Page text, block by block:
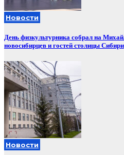
Новости
День физкультурника собрал на
новосибирцев и гостей столицы Сибири
Новости